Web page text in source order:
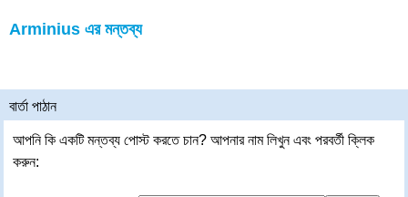
Arminius এর মন্তব্য
বার্তা পাঠান
আপনি কি একটি মন্তব্য পোস্ট করতে চান? আপনার নাম লিখুন এবং পরবর্তী ক্লিক
করুন: